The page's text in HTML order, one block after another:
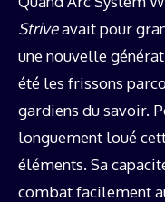
Striveavait pour
une nouvelle
été les frissons
gardiens du savoir.
longuement loué
éléments. Sa
combat facilement